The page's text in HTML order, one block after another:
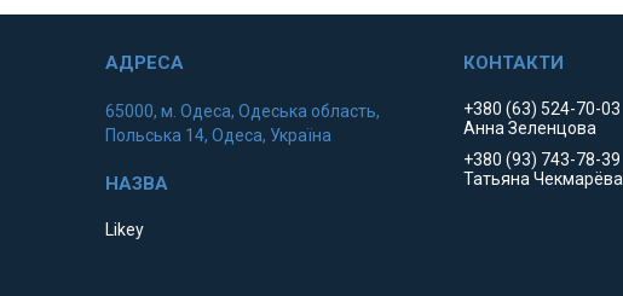
65000, м. Одеса, Одеська область,
Польська 14, Одеса, Україна
Likey
+380 (63) 524-70-03
Анна Зеленцова
+380 (93) 743-78-39
Татьяна Чекмарёва